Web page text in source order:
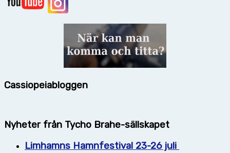
Cassiopeiabloggen
Nyheter från Tycho Brahe-sällskapet
Limhamns Hamnfestival 23-26 juli